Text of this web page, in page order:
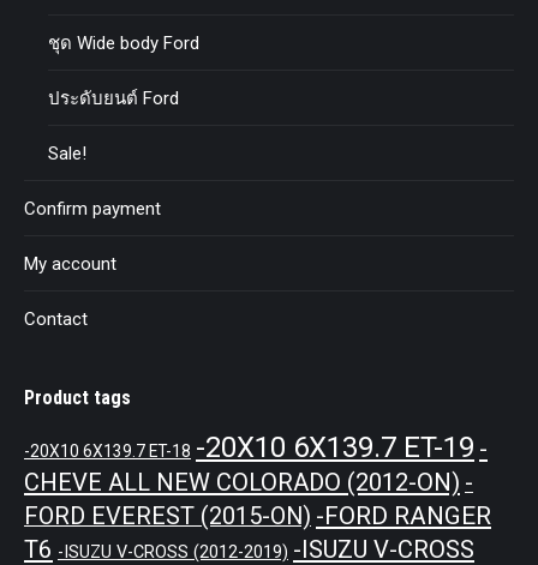
ชุด Wide body Ford
ประดับยนต์ Ford
Sale!
Confirm payment
My account
Contact
Product tags
-20X10 6X139.7 ET-18 -20X10 6X139.7 ET-19 -
CHEVE ALL NEW COLORADO (2012-ON) -
FORD EVEREST (2015-ON) -FORD RANGER
T6 -ISUZU V-CROSS (2012-2019) -ISUZU V-CROSS